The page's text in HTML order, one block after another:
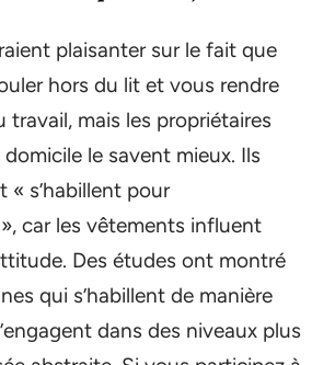
plaisanter sur le fait que
hors du lit et vous rendre
travail, mais les propriétaires
domicile le savent mieux. Ils
s’habillent pour
car les vêtements influent
Des études ont montré
qui s’habillent de manière
dans des niveaux plus